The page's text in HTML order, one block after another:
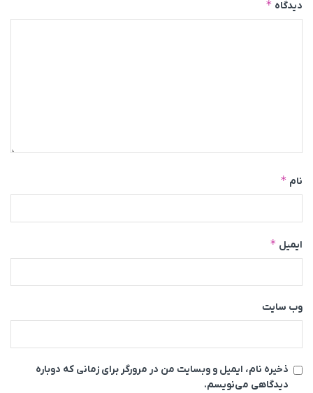
دیدگاه *
نام *
ایمیل *
وب‌ سایت
ذخیره نام، ایمیل و وبسایت من در مرورگر برای زمانی که دوباره
دیدگاهی می‌نویسم.